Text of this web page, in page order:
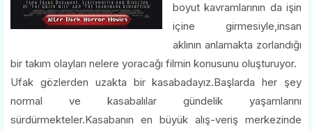
boyut kavramlarının da işin
içine girmesiyle,insan
aklının anlamakta zorlandığı
bir takım olayları nelere yoracağı filmin konusunu oluşturuyor.
Ufak gözlerden uzakta bir kasabadayız.Başlarda her şey
normal ve kasabalılar gündelik yaşamlarını
sürdürmekteler.Kasabanın en büyük alış-veriş merkezinde